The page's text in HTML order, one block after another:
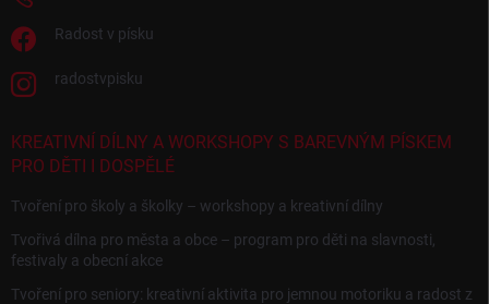
Radost v písku
radostvpisku
KREATIVNÍ DÍLNY A WORKSHOPY S BAREVNÝM PÍSKEM
PRO DĚTI I DOSPĚLÉ
Tvoření pro školy a školky – workshopy a kreativní dílny
Tvořivá dílna pro města a obce – program pro děti na slavnosti,
festivaly a obecní akce
Tvoření pro seniory: kreativní aktivita pro jemnou motoriku a radost z